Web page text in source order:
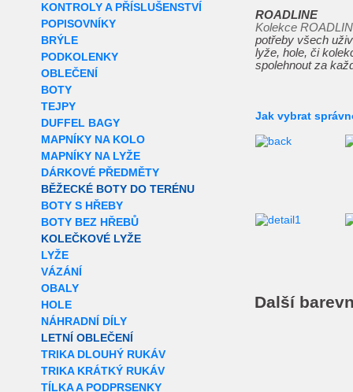
KONTROLY A PŘÍSLUŠENSTVÍ
POPISOVNÍKY
BRÝLE
PODKOLENKY
OBLEČENÍ
BOTY
TEJPY
DUFFEL BAGY
MAPNÍKY NA KOLO
MAPNÍKY NA LYŽE
DÁRKOVÉ PŘEDMĚTY
BĚŽECKÉ BOTY DO TERÉNU
BOTY S HŘEBY
BOTY BEZ HŘEBŮ
KOLEČKOVÉ LYŽE
LYŽE
VÁZÁNÍ
OBALY
HOLE
NÁHRADNÍ DÍLY
LETNÍ OBLEČENÍ
TRIKA DLOUHÝ RUKÁV
TRIKA KRÁTKÝ RUKÁV
TÍLKA A PODPRSENKY
ROADLINE
Kolekce
potřeby všech
lyže, hole, či
spolehnout za
Jak vybrat
Další